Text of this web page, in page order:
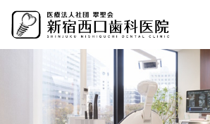
ン
ー